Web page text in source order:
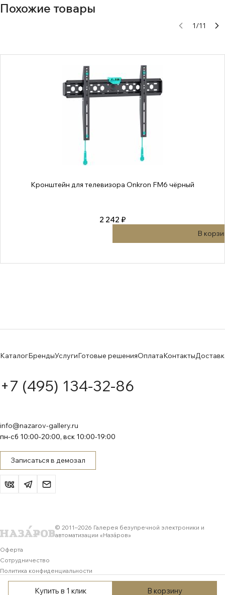
Купить в 1 клик В корзину
Похожие товары
1/11
Кронштейн для телевизора Onkron FM6 чёрный
2 242 ₽
В
КаталогБрендыУслугиГотовые решенияОплатаКонтакты
+7 (495) 134-32-86
info@nazarov-gallery.ru
пн-сб 10:00-20:00, вск 10:00-19:00
Записаться в демозал
© 2011–2026 Галерея безупречной электроники и
автоматизации «Назáров»
Оферта
Сотрудничество
Политика конфиденциальности
Обработка персональных данных